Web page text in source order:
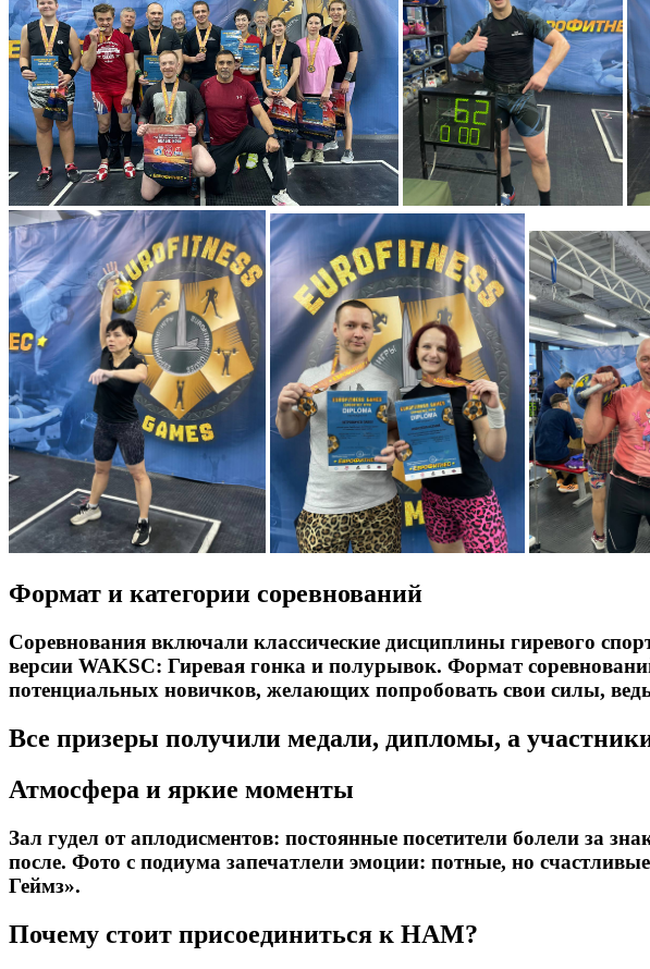
Формат и категории соревнований
Соревнования включали классические дисциплины гиревого
версии WAKSC: Гиревая гонка и полурывок. Формат
потенциальных новичков, желающих попробовать свои силы,
Все призеры получили медали, дипломы, а
Атмосфера и яркие моменты
Зал гудел от аплодисментов: постоянные посетители болели за
после. Фото с подиума запечатлели эмоции: потные, но
Геймз».
Почему стоит присоединиться к НАМ?